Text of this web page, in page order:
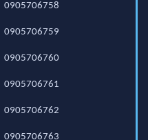
0905706758
0905706759
0905706760
0905706761
0905706762
0905706763